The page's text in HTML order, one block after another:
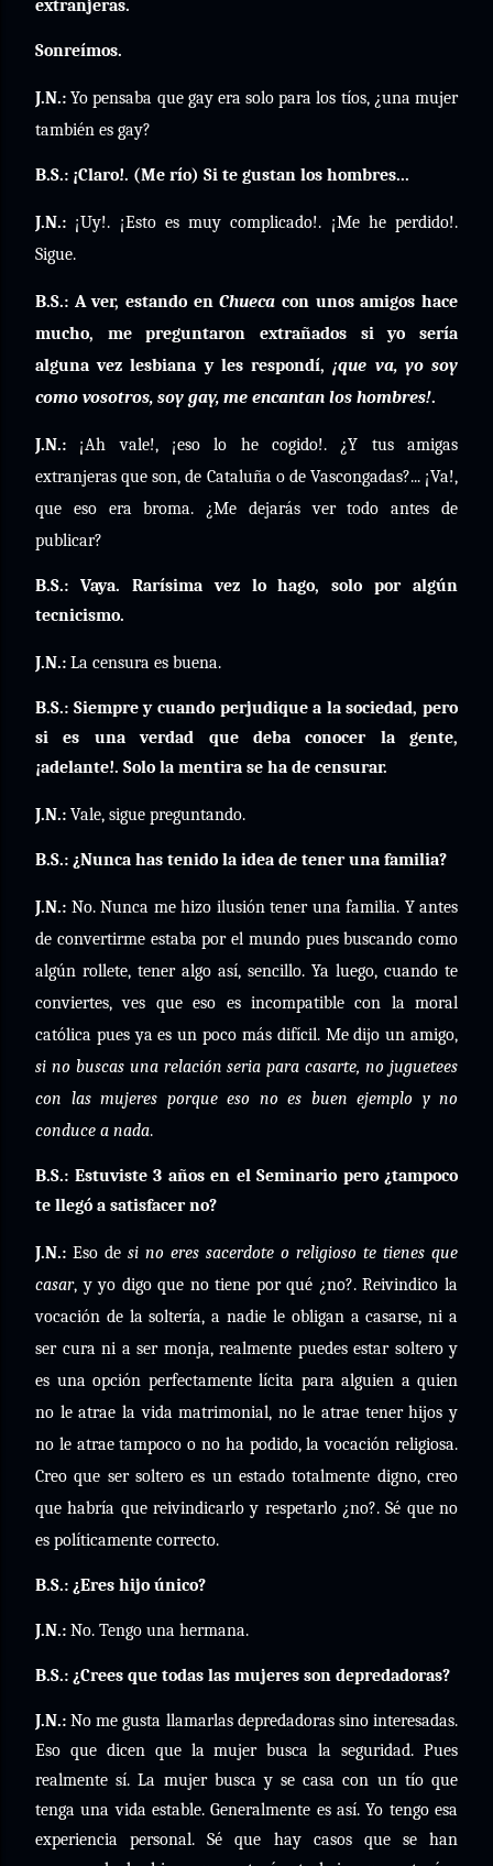
extranjeras.
Sonreímos.
J.N.:Yo pensaba que gay era solo para los tíos, ¿una mujer
también es gay?
B.S.: ¡Claro!. (Me río) Si te gustan los hombres...
J.N.: ¡Uy!. ¡Esto es muy complicado!. ¡Me he perdido!.
Sigue.
B.S.: A ver, estando enChueca con unos amigos hace
mucho, me preguntaron extrañados si yo sería
alguna vez lesbiana y les respondí, ¡que va, yo soy
como vosotros, soy gay, me encantan los hombres!.
J.N.: ¡Ah vale!, ¡eso lo he cogido!. ¿Y tus amigas
extranjeras que son, de Cataluña o de Vascongadas?... ¡Va!,
que eso era broma. ¿Me dejarás ver todo antes de
publicar?
B.S.: Vaya. Rarísima vez lo hago, solo por algún
tecnicismo.
J.N.: La censura es buena.
B.S.: Siempre y cuando perjudique a la sociedad, pero
si es una verdad que deba conocer la gente,
¡adelante!. Solo la mentira se ha de censurar.
J.N.: Vale, sigue preguntando.
B.S.: ¿Nunca has tenido la idea de tener una familia?
J.N.: No. Nunca me hizo ilusión tener una familia. Y antes
de convertirme estaba por el mundo pues buscando como
algún rollete, tener algo así, sencillo. Ya luego, cuando te
conviertes, ves que eso es incompatible con la moral
católica pues ya es un poco más difícil. Me dijo un amigo,
si no buscas una relación seria para casarte, no juguetees
con las mujeres porque eso no es buen ejemplo y no
conduce a nada.
B.S.: Estuviste 3 años en el Seminario pero ¿tampoco
te llegó a satisfacer no?
J.N.: Eso de si no eres sacerdote o religioso te tienes que
casar, y yo digo que no tiene por qué ¿no?. Reivindico la
vocación de la soltería, a nadie le obligan a casarse, ni a
ser cura ni a ser monja, realmente puedes estar soltero y
es una opción perfectamente lícita para alguien a quien
no le atrae la vida matrimonial, no le atrae tener hijos y
no le atrae tampoco o no ha podido, la vocación religiosa.
Creo que ser soltero es un estado totalmente digno, creo
que habría que reivindicarlo y respetarlo ¿no?. Sé que no
es políticamente correcto.
B.S.: ¿Eres hijo único?
J.N.: No. Tengo una hermana.
B.S.: ¿Crees que todas las mujeres son depredadoras?
J.N.: No me gusta llamarlas depredadoras sino interesadas.
Eso que dicen que la mujer busca la seguridad. Pues
realmente sí. La mujer busca y se casa con un tío que
tenga una vida estable. Generalmente es así. Yo tengo esa
experiencia personal. Sé que hay casos que se han